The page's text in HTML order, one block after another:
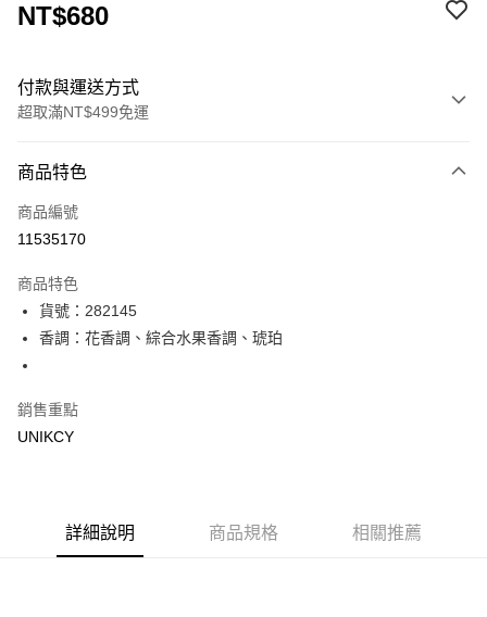
NT$680
付款與運送方式
超取滿NT$499免運
icash Pay
信用卡一次付款
LINE Pay
Apple Pay
7-11取貨付款［需3-5個工作天不含預購商品］
商品特色
商品編號
11535170
商品特色
貨號：282145
香調：花香調、綜合水果香調、琥珀
銷售重點
UNIKCY
詳細說明 商品規格 相關推薦